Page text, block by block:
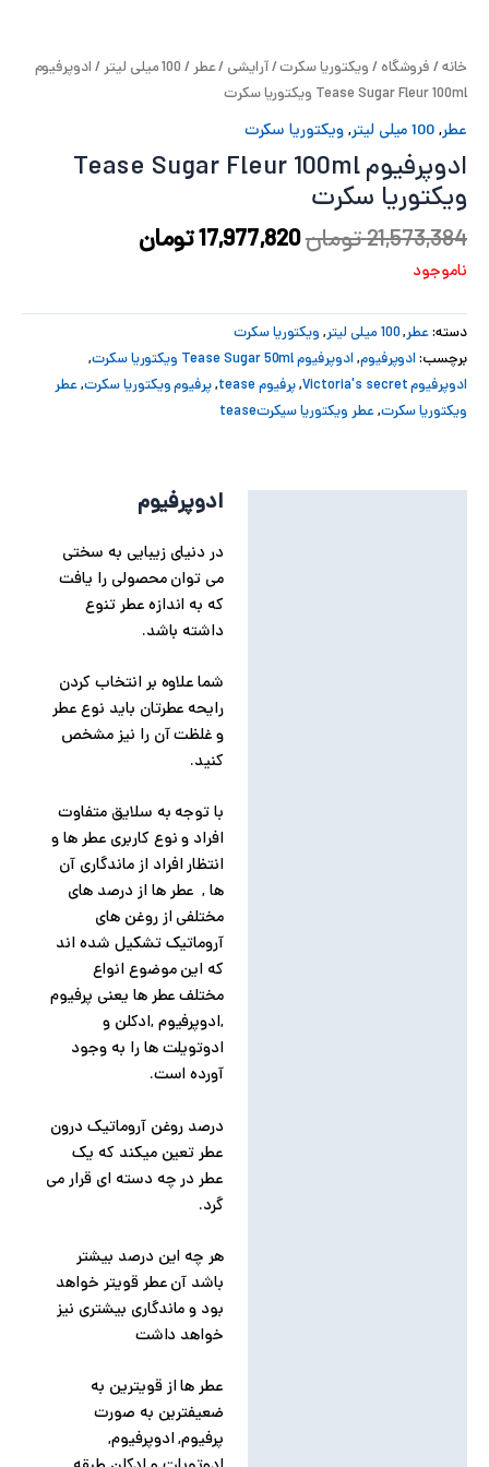
خانه/فروشگاه/ویکتوریا سکرت/آرایشی/عطر/100 میلی لیتر
/ ادوپرفیوم
Tease Sugar Fleur 100ml ویکتوریا سکرت
عطر,100 میلی لیتر ,ویکتوریا سکرت
ادوپرفیوم Tease Sugar Fleur 100ml
ویکتوریا سکرت
21,573,384تومان17,977,820تومان
ناموجود
دسته:عطر,100 میلی لیتر ,ویکتوریا سکرت
برچسب:ادوپرفیوم,ادوپرفیوم Tease Sugar 50ml ویکتوریا سکرت
,
ادوپرفیوم Victoria's secret
,پرفیوم tease ,پرفیوم ویکتوریا سکرت,عطر
ویکتوریا سکرت,عطر ویکتوریا سیکرتtease
ادوپرفیوم
در دنیای زیبایی به سختی
می توان محصولی را یافت
که به اندازه عطر تنوع
داشته باشد.
شما علاوه بر انتخاب کردن
رایحه عطرتان باید نوع عطر
و غلظت آن را نیز مشخص
کنید.
با توجه به سلایق متفاوت
افراد و نوع کاربری عطر ها و
انتظار افراد از ماندگاری آن
ها , عطر ها از درصد های
مختلفی از روغن های
آروماتیک تشکیل شده اند
که این موضوع انواع
مختلف عطر ها یعنی پرفیوم
,ادوپرفیوم ,ادکلن و
ادوتویلت ها را به وجود
آورده است.
درصد روغن آروماتیک درون
عطر تعین میکند که یک
عطر در چه دسته ای قرار می
گرد.
هر چه این درصد بیشتر
باشد آن عطر قویتر خواهد
بود و ماندگاری بیشتری نیز
خواهد داشت
عطر ها از قویترین به
ضعیفترین به صورت
پرفیوم, ادوپرفیوم,